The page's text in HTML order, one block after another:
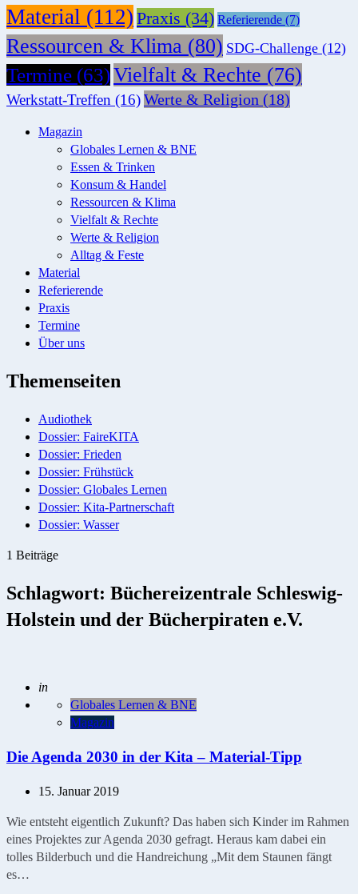
Material (112) Praxis (34) Referierende (7)
Ressourcen & Klima (80) SDG-Challenge (12)
Termine (63)Vielfalt & Rechte (76)
Werkstatt-Treffen (16)Werte & Religion (18)
Magazin
Globales Lernen & BNE
Essen & Trinken
Konsum & Handel
Ressourcen & Klima
Vielfalt & Rechte
Werte & Religion
Alltag & Feste
Material
Referierende
Praxis
Termine
Über uns
Themenseiten
Audiothek
Dossier: FaireKITA
Dossier: Frieden
Dossier: Frühstück
Dossier: Globales Lernen
Dossier: Kita-Partnerschaft
Dossier: Wasser
1 Beiträge
Schlagwort: Büchereizentrale Schleswig-
Holstein und der Bücherpiraten e.V.
Geschrieben
in
Globales Lernen & BNE
Magazin
Die Agenda 2030 in der Kita – Material-Tipp
15. Januar 2019
Wie entsteht eigentlich Zukunft? Das haben sich Kinder im Rahmen
eines Projektes zur Agenda 2030 gefragt. Heraus kam dabei ein
tolles Bilderbuch und die Handreichung „Mit dem Staunen fängt
es…